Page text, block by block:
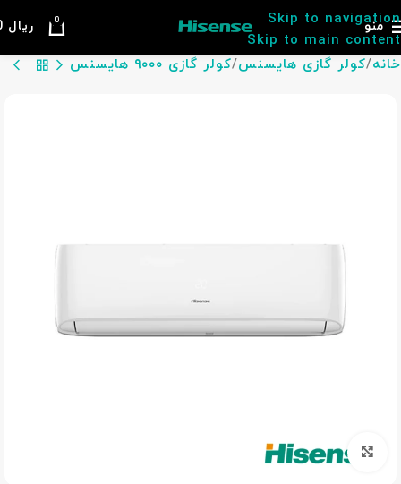
Skip to navigation
Skip to main content
منو 0 ریال
خانه کولر گازی هایسنس کولر گازی ۹۰۰۰ هایسنس
برای بزرگنمایی کلیک کنید